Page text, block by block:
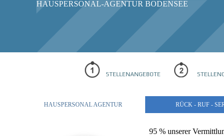
HAUSPERSONAL-AGENTUR BODENSEE
279
STELLENANGEBOTE
HAUSPERSONAL AGENTUR RÜCK - RUF -
95 % unserer